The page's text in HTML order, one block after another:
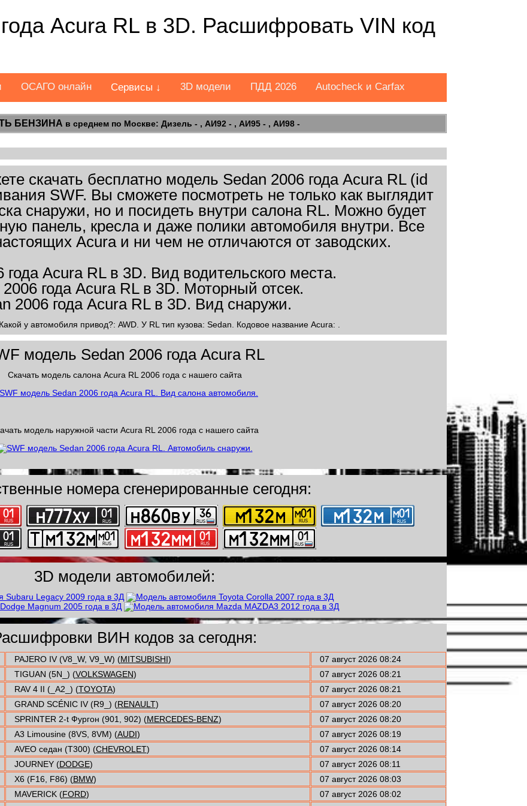
Acura RL в 3D. Расшифровать VIN код
ОСАГО онлайн Сервисы ↓ 3D модели ПДД 2026 Autocheck и Carfax
БЕНЗИНА в среднем по Москве: Дизель - , АИ92 - , АИ95 - , АИ98 -
скачать бесплатно модель Sedan 2006 года Acura RL (id
SWF. Вы сможете посмотреть не только как выглядит
снаружи, но и посидеть внутри салона RL. Можно будет
панель, кресла и даже полики автомобиля внутри. Все
Acura и ни чем не отличаются от заводских.
у автомобиля привод?: AWD. У RL тип кузова: Sedan. Кодовое название Acura: .
модель Sedan 2006 года Acura RL
Скачать модель салона Acura RL 2006 года с нашего сайта
модель наружной части Acura RL 2006 года с нашего сайта
номера сгенерированные сегодня:
3D модели автомобилей:
ВИН кодов за сегодня:
PAJERO IV (V8_W, V9_W) (MITSUBISHI)
07 август 2026 08:24
TIGUAN (5N_) (VOLKSWAGEN)
07 август 2026 08:21
RAV 4 II (_A2_) (TOYOTA)
07 август 2026 08:21
GRAND SCÉNIC IV (R9_) (RENAULT)
07 август 2026 08:20
SPRINTER 2-t Фургон (901, 902) (MERCEDES-BENZ)
07 август 2026 08:20
A3 Limousine (8VS, 8VM) (AUDI)
07 август 2026 08:19
AVEO седан (T300) (CHEVROLET)
07 август 2026 08:14
JOURNEY (DODGE)
07 август 2026 08:11
X6 (F16, F86) (BMW)
07 август 2026 08:03
MAVERICK (FORD)
07 август 2026 08:02